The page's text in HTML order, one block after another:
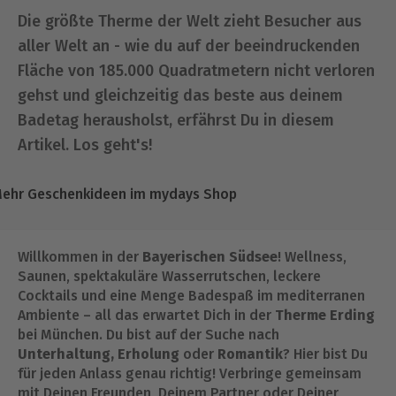
Die größte Therme der Welt zieht Besucher aus
aller Welt an - wie du auf der beeindruckenden
Fläche von 185.000 Quadratmetern nicht verloren
gehst und gleichzeitig das beste aus deinem
Badetag herausholst, erfährst Du in diesem
Artikel. Los geht's!
Geschenkideen im mydays Shop
Willkommen in der Bayerischen Südsee! Wellness,
Saunen, spektakuläre Wasserrutschen, leckere
Cocktails und eine Menge Badespaß im mediterranen
Ambiente – all das erwartet Dich in der Therme Erding
bei München. Du bist auf der Suche nach
Unterhaltung, Erholung oder Romantik? Hier bist Du
für jeden Anlass genau richtig! Verbringe gemeinsam